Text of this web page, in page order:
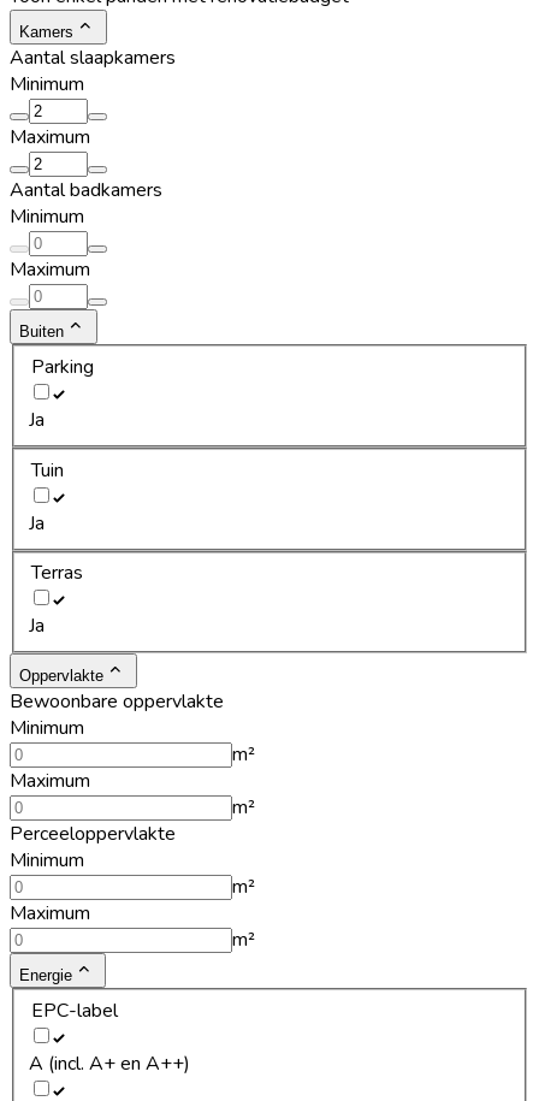
Kamers
Aantal slaapkamers
Minimum
Maximum
Aantal badkamers
Minimum
Maximum
Buiten
Parking
Ja
Tuin
Ja
Terras
Ja
Oppervlakte
Bewoonbare oppervlakte
Minimum
m²
Maximum
m²
Perceeloppervlakte
Minimum
m²
Maximum
m²
Energie
EPC-label
A (incl. A+ en A++)